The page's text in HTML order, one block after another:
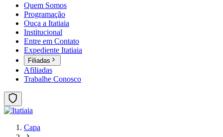
Quem Somos
Programação
Ouça a Itatiaia
Institucional
Entre em Contato
Expediente Itatiaia
Filiadas
Afiliadas
Trabalhe Conosco
Capa